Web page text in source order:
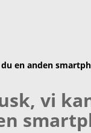
en anden
vi